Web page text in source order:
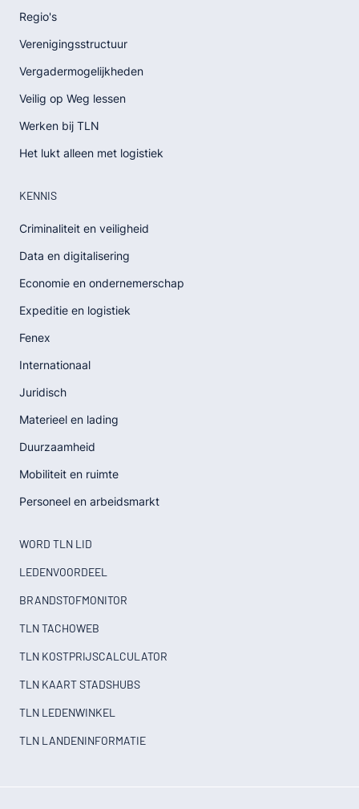
Regio's
Verenigingsstructuur
Vergadermogelijkheden
Veilig op Weg lessen
Werken bij TLN
Het lukt alleen met logistiek
KENNIS
Criminaliteit en veiligheid
Data en digitalisering
Economie en ondernemerschap
Expeditie en logistiek
Fenex
Internationaal
Juridisch
Materieel en lading
Duurzaamheid
Mobiliteit en ruimte
Personeel en arbeidsmarkt
WORD TLN LID
LEDENVOORDEEL
BRANDSTOFMONITOR
TLN TACHOWEB
TLN KOSTPRIJSCALCULATOR
TLN KAART STADSHUBS
TLN LEDENWINKEL
TLN LANDENINFORMATIE